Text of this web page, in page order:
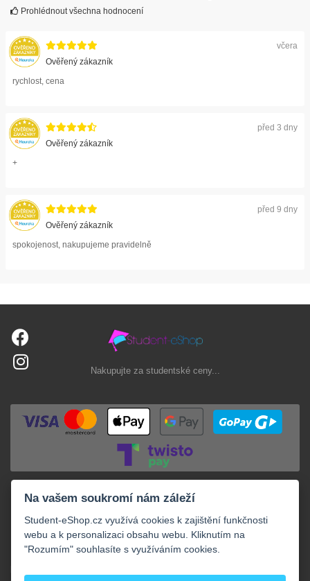
Prohlédnout všechna hodnocení
včera
Ověřený zákazník
rychlost, cena
před 3 dny
Ověřený zákazník
+
před 9 dny
Ověřený zákazník
spokojenost, nakupujeme pravidelně
Nakupujte za studentské ceny...
Na vašem soukromí nám záleží
Student-eShop.cz využívá cookies k zajištění funkčnosti
webu a k personalizaci obsahu webu. Kliknutím na
"Rozumím" souhlasíte s využíváním cookies.